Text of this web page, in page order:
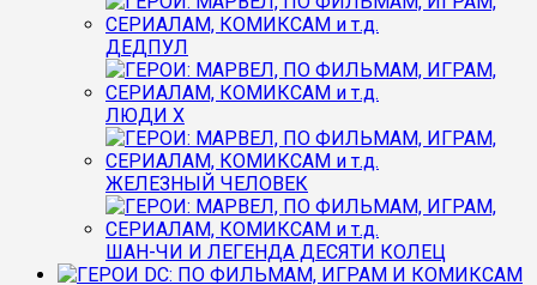
ДЕДПУЛ
ЛЮДИ Х
ЖЕЛЕЗНЫЙ ЧЕЛОВЕК
ШАН-ЧИ И ЛЕГЕНДА ДЕСЯТИ КОЛЕЦ